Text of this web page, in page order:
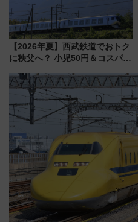
【2026年夏】西武鉄道でおトク
に秩父へ？ 小児50円＆コスパ最
族旅行！ 深夜の正丸トンネル探
検や特急ラビューも